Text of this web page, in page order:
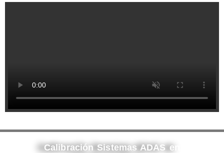
Calibración Sistemas ADAS en